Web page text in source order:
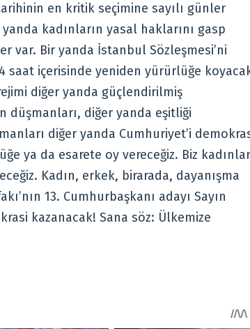
en kritik seçimine sayılı günler
kadınların yasal haklarını gasp
var. Bir yanda İstanbul Sözleşmesi’ni
saat içerisinde yeniden yürürlüğe
diğer yanda güçlendirilmiş
düşmanları, diğer yanda eşitliği
diğer yanda Cumhuriyet’i
ya da esarete oy vereceğiz. Biz
Kadın, erkek, birarada, dayanışma
13. Cumhurbaşkanı adayı Sayın
kazanacak! Sana söz: Ülkemize